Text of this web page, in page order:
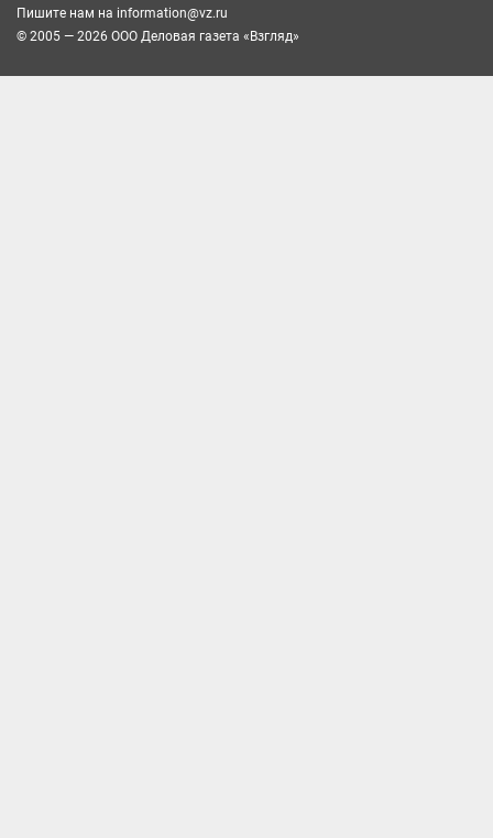
Пишите нам на information@vz.ru
© 2005 — 2026 ООО Деловая газета «Взгляд»